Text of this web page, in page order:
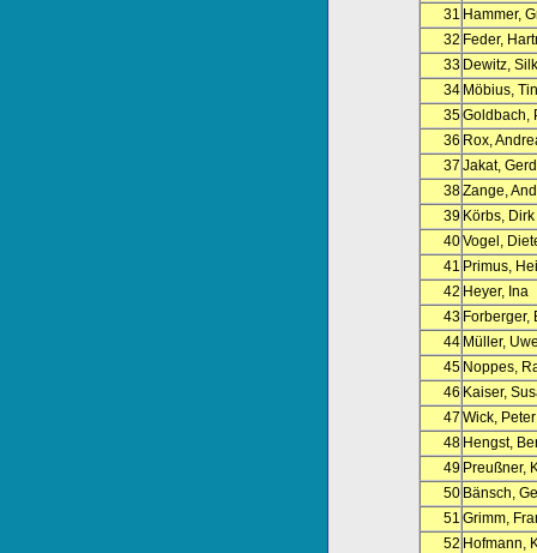
31 Hammer,
32 Feder,
33 Dewitz,
34 Möbius,
35Goldbach,
36 Rox,
37 Jakat, Gerd
38Zange,
39 Körbs, Dirk
40Vogel,
41 Primus,
42 Heyer, Ina
43 Forberger,
44 Müller,
45 Noppes,
46 Kaiser,
47 Wick, Peter
48 Hengst,
49 Preußner,
50 Bänsch,
51 Grimm,
52 Hofmann,